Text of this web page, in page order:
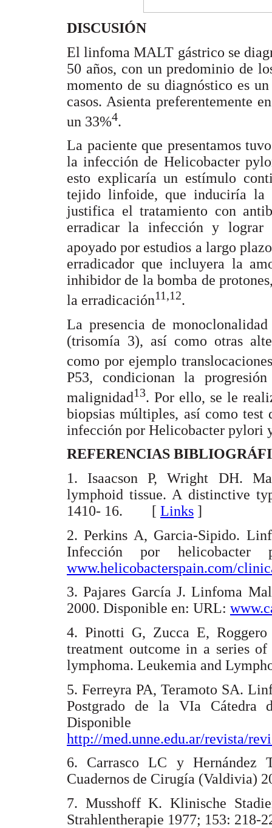
DISCUSIÓN
El linfoma MALT gástrico se
50 años, con un predominio de
momento de su diagnóstico es
casos. Asienta preferentemente
un 33%4.
La paciente que presentamos
la infección de Helicobacter
esto explicaría un estímulo
tejido linfoide, que induciría la
justifica el tratamiento con
erradicar la infección y
apoyado por estudios a largo plazo
erradicador que incluyera la
inhibidor de la bomba de
la erradicación11,12.
La presencia de
(trisomía 3), así como otras
como por ejemplo translocaciones
P53, condicionan la
malignidad13. Por ello, se le
biopsias múltiples, así como test
infección por Helicobacter pylori
REFERENCIAS
1. Isaacson P, Wright DH.
lymphoid tissue. A distinctive
1410- 16. [ Links ]
2. Perkins A, Garcia-Sipido.
Infección por
www.helicobacterspain.com/
3. Pajares García J. Linfoma
2000. Disponible en: URL:
4. Pinotti G, Zucca E,
treatment outcome in a series
lymphoma. Leukemia and
5. Ferreyra PA, Teramoto SA.
Postgrado de la VIa Cátedra
http://med.unne.edu.ar/revista/
6. Carrasco LC y Hernández
Cuadernos de Cirugía
7. Musshoff K. Klinische
Strahlentherapie 1977; 153: